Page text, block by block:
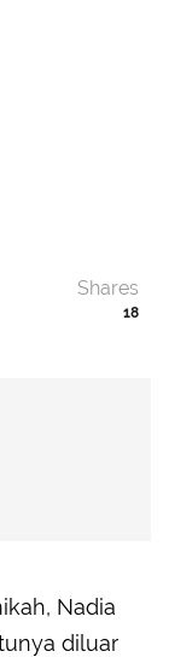
18
Shares
Nadia
diluar